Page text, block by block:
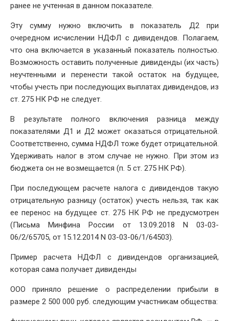
ранее не учтенная в данном показателе.
Эту сумму нужно включить в показатель Д2 при
очередном исчислении НДФЛ с дивидендов. Полагаем,
что она включается в указанный показатель полностью.
Возможность оставить полученные дивиденды (их часть)
неучтенными и перенести такой остаток на будущее,
чтобы учесть при последующих выплатах дивидендов, из
ст. 275 НК РФ не следует.
В результате полного включения разница между
показателями Д1 и Д2 может оказаться отрицательной.
Соответственно, сумма НДФЛ тоже будет отрицательной.
Удерживать налог в этом случае не нужно. При этом из
бюджета он не возмещается (п. 5 ст. 275 НК РФ).
При последующем расчете налога с дивидендов такую
отрицательную разницу (остаток) учесть нельзя, так как
ее перенос на будущее ст. 275 НК РФ не предусмотрен
(Письма Минфина России от 13.09.2018 N 03-03-
06/2/65705, от 15.12.2014 N 03-03-06/1/64503).
Пример расчета НДФЛ с дивидендов организацией,
которая сама получает дивиденды
ООО приняло решение о распределении прибыли в
размере 2 500 000 руб. следующим участникам общества: